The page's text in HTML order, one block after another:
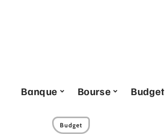
Banque Bourse Budget
Budget